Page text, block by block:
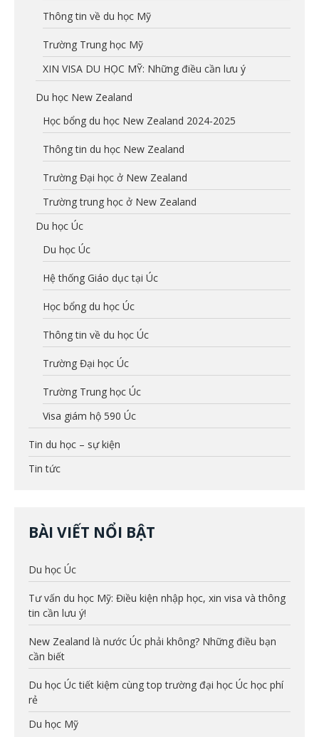
Thông tin về du học Mỹ
Trường Trung học Mỹ
XIN VISA DU HỌC MỸ: Những điều cần lưu ý
Du học New Zealand
Học bổng du học New Zealand 2024-2025
Thông tin du học New Zealand
Trường Đại học ở New Zealand
Trường trung học ở New Zealand
Du học Úc
Du học Úc
Hệ thống Giáo dục tại Úc
Học bổng du học Úc
Thông tin về du học Úc
Trường Đại học Úc
Trường Trung học Úc
Visa giám hộ 590 Úc
Tin du học – sự kiện
Tin tức
BÀI VIẾT NỔI BẬT
Du học Úc
Tư vấn du học Mỹ: Điều kiện nhập học, xin visa và thông
tin cần lưu ý!
New Zealand là nước Úc phải không? Những điều bạn
cần biết
Du học Úc tiết kiệm cùng top trường đại học Úc học phí
rẻ
Du học Mỹ